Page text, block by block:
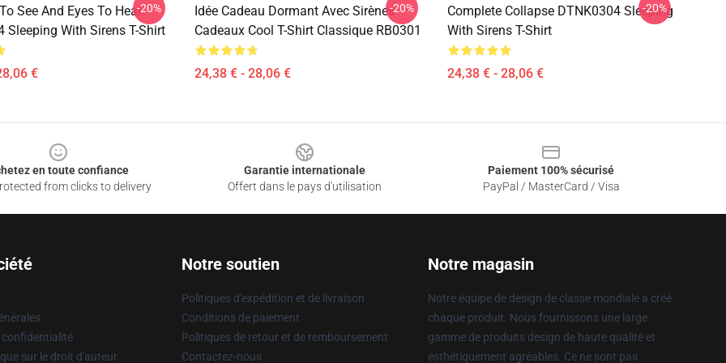
See And Eyes To Hear
Sleeping With Sirens T-Shirt
€
-20%
Idée Cadeau Dormant Avec Sirènes
Cadeaux Cool T-Shirt Classique RB0301
24,38 € - 28,06 €
-20%
Complete Collapse DTNK0304 Sleeping
With Sirens T-Shirt
24,38 € - 28,06 €
-20%
en toute confiance
from clicks to delivery
Garantie internationale
Offert dans le pays d'utilisation
Paiement 100% sécurisé
PayPal / MasterCard / Visa
confidentialité
sur le droit d'auteur
Notre soutien
Politiques d'expédition et de livraison
Conditions de paiement
Politiques de retour et de remboursement
Contactez-nous
Notre magasin
Notre équipe de design de classe mondiale a créé
chaque produit. Nous fournissons une large
gamme de produits design de haute qualité et
esthétiquement agréables. Ce ne sont pas